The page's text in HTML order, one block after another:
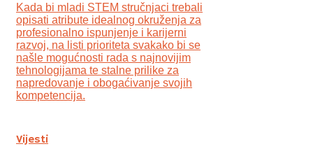
Kada bi mladi STEM stručnjaci trebali
opisati atribute idealnog okruženja za
profesionalno ispunjenje i karijerni
razvoj, na listi prioriteta svakako bi se
našle mogućnosti rada s najnovijim
tehnologijama te stalne prilike za
napredovanje i obogaćivanje svojih
kompetencija.
Vijesti